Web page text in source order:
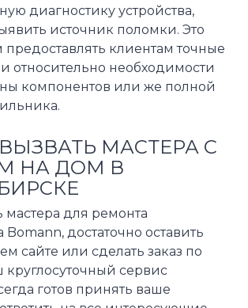
диагностику устройства,
источник поломки. Это
предоставлять клиентам точные
относительно необходимости
компонентов или же полной
МАСТЕРА С
НА ДОМ В
мастера для ремонта
достаточно оставить
сайте или сделать заказ по
круглосуточный сервис
готов принять ваше